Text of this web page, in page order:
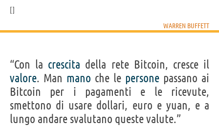
WARREN BUFFETT
“Con la crescita della rete Bitcoin, cresce il
valore. Man mano che le persone passano ai
Bitcoin per i pagamenti e le ricevute,
smettono di usare dollari, euro e yuan, e a
lungo andare svalutano queste valute.”